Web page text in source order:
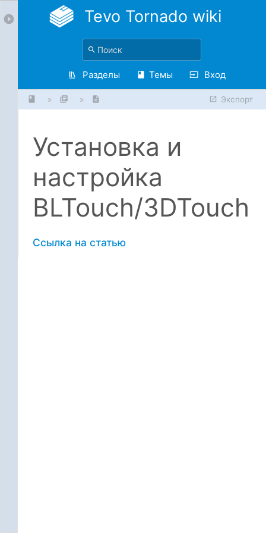
Tevo Tornado wiki
Разделы Темы Вход
» » Экспорт
Установка и
настройка
BLTouch/3DTouch
Ссылка на статью